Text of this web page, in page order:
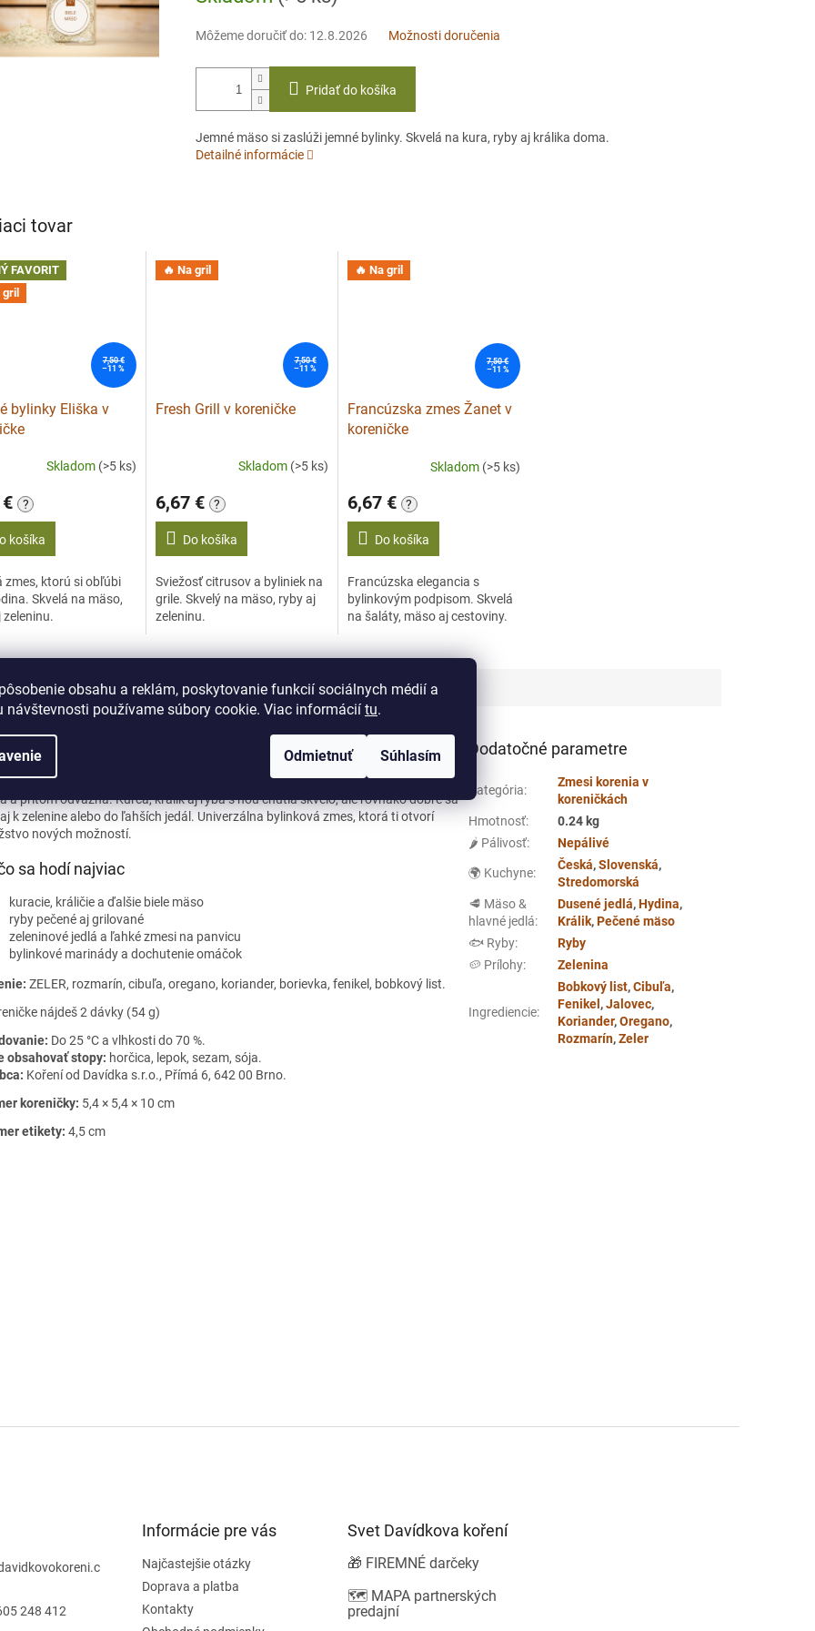
obsahu a reklám, poskytovanie funkcií sociálnych médií a
návštevnosti používame súbory cookie. Viac informácií tu.
Odmietnuť Súhlasím
Môžeme doručiť do: 12.8.2026 Možnosti doručenia
Pridať do košíka
Jemné mäso si zaslúži jemné bylinky. Skvelá na kura, ryby aj králika doma.
Detailné informácie
tovar
FAVORIT
gril
7,50 €
–11 %
bylinky Eliška v
Skladom (>5 ks)
?
košíka
zmes, ktorú si obľúbi
Skvelá na mäso,
zeleninu.
🔥 Na gril
7,50 €
–11 %
Fresh Grill v koreničke
Skladom (>5 ks)
6,67 € ?
Do košíka
Sviežosť citrusov a byliniek na
grile. Skvelý na mäso, ryby aj
zeleninu.
🔥 Na gril
7,50 €
–11 %
Francúzska zmes Žanet v
koreničke
Skladom (>5 ks)
6,67 € ?
Do košíka
Francúzska elegancia s
bylinkovým podpisom. Skvelá
na šaláty, mäso aj cestoviny.
Diskusia
popis
aby biele mäso pôsobilo nudne, siahni po tejto zmesi. Nádherne vonia, je
a pritom odvážna. Kurča, králik aj ryba s ňou chutia skvelo, ale rovnako dobre sa
k zelenine alebo do ľahších jedál. Univerzálna bylinková zmes, ktorá ti otvorí
nových možností.
sa hodí najviac
kuracie, králičie a ďalšie biele mäso
ryby pečené aj grilované
zeleninové jedlá a ľahké zmesi na panvicu
bylinkové marinády a dochutenie omáčok
ZELER, rozmarín, cibuľa, oregano, koriander, borievka, fenikel, bobkový list.
nájdeš 2 dávky (54 g)
Do 25 °C a vlhkosti do 70 %.
obsahovať stopy: horčica, lepok, sezam, sója.
Koření od Davídka s.r.o., Přímá 6, 642 00 Brno.
koreničky: 5,4 × 5,4 × 10 cm
etikety: 4,5 cm
Dodatočné parametre
Kategória:
Zmesi korenia v
koreničkách
Hmotnosť:
0.24 kg
🌶️ Pálivosť: Nepálivé
🌍 Kuchyne:
Česká,Slovenská,
Stredomorská
🥩 Mäso &
hlavné jedlá:
Dusené jedlá,Hydina,
Králik,Pečené mäso
🐟 Ryby:
Ryby
🥔 Prílohy: Zelenina
Ingrediencie:
Bobkový list,Cibuľa,
Fenikel ,Jalovec,
Koriander,Oregano,
Rozmarín,Zeler
248 412
Informácie pre vás
Najčastejšie otázky
Doprava a platba
Kontakty
Svet Davídkova koření
🎁 FIREMNÉ darčeky
🗺️ MAPA partnerských
predajní